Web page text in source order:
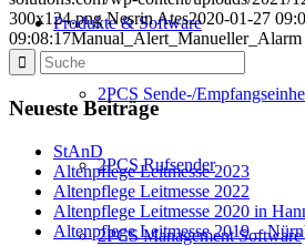
Produkte & Software
2PCS Sende-/
2PCS Rufsender
2PCS Management Software
300x124.png Nesrin Ates2020-01-27
09:08:17Manual_Alert_Manueller_Alarm
Neueste Beiträge
StAnD
Altenpflege Leitmesse 2023
Altenpflege Leitmesse 2022
Altenpflege Leitmesse 2020 in
Altenpflege Leitmesse 2019 –